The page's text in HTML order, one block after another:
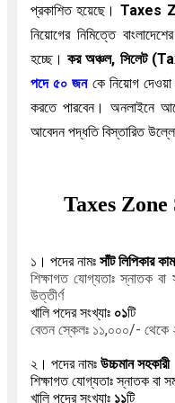
প্রকাশিত হয়েছে। Taxes
নিয়োগের নিমিত্তে
হচ্ছে।কর অঞ্চল, সিলেট
পদে ৫০ জন কে নিয়োগ
করতে পারবেন। অনলাইনে
আবেদন পদ্ধতি বিস্তারিত
Taxes
১। পদের নামঃ সাঁট লিপিকার কাম
শিক্ষাগত যোগ্যতাঃ স্নাতক বা
উত্তীর্ণ
খালি পদের সংখ্যাঃ ০১টি
বেতন স্কেলঃ ১১,০০০/-
২। পদের নামঃ উচ্চমান সহকারী
শিক্ষাগত যোগ্যতাঃ স্নাতক বা
খালি পদের সংখ্যাঃ ১১টি